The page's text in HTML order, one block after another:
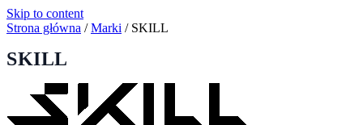
Skip to content
Strona główna / Marki / SKILL
SKILL